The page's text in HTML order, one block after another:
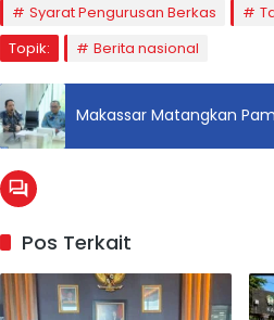
Syarat Pengurusan Berkas
Topik:
Berita nasional
Makassar Matangkan
Pos Terkait